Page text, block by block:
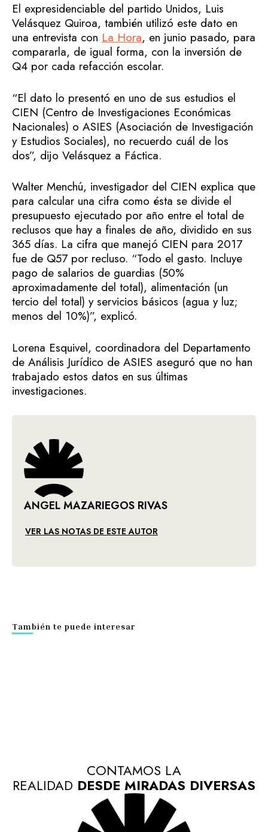
El expresidenciable del partido Unidos, Luis
Velásquez Quiroa, también utilizó este dato en
una entrevista con La Hora, en junio pasado, para
compararla, de igual forma, con la inversión de
Q4 por cada refacción escolar.
“El dato lo presentó en uno de sus estudios el
CIEN (Centro de Investigaciones Económicas
Nacionales) o ASIES (Asociación de Investigación
y Estudios Sociales), no recuerdo cuál de los
dos”, dijo Velásquez a Fáctica.
Walter Menchú, investigador del CIEN explica que
para calcular una cifra como ésta se divide el
presupuesto ejecutado por año entre el total de
reclusos que hay a finales de año, dividido en sus
365 días. La cifra que manejó CIEN para 2017
fue de Q57 por recluso. “Todo el gasto. Incluye
pago de salarios de guardias (50%
aproximadamente del total), alimentación (un
tercio del total) y servicios básicos (agua y luz;
menos del 10%)”, explicó.
Lorena Esquivel, coordinadora del Departamento
de Análisis Jurídico de ASIES aseguró que no han
trabajado estos datos en sus últimas
investigaciones.
ANGEL MAZARIEGOS RIVAS
VER LAS NOTAS DE ESTE AUTOR
También te puede interesar
CONTAMOS LA
REALIDAD DESDE MIRADAS DIVERSAS